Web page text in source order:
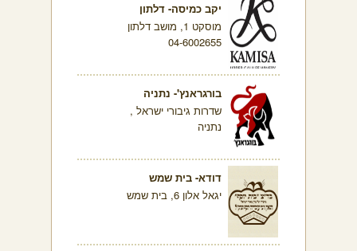
יקב כמיסה- דלתון
מוסקט 1, מושב דלתון
04-6002655
בורגראנץ'- נתניה
שדרות גיבורי ישראל ,
נתניה
דודא- בית שמש
יגאל אלון 6, בית שמש